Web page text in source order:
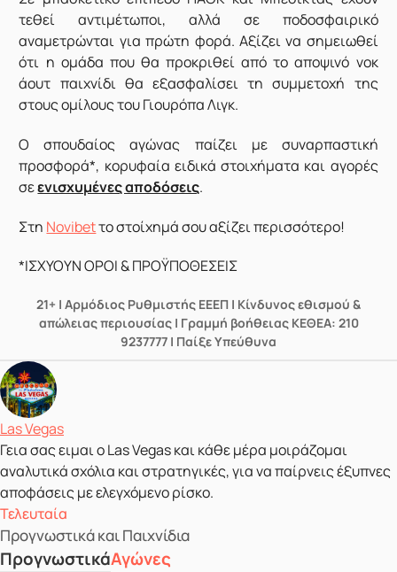
Τελευταία
Προγνωστικά και Παιχνίδια
ΠρογνωστικάΑγώνες
τεθεί αντιμέτωποι, αλλά σε ποδοσφαιρικό
αναμετρώνται για πρώτη φορά. Αξίζει να σημειωθεί
ότι η ομάδα που θα προκριθεί από το αποψινό νοκ
άουτ παιχνίδι θα εξασφαλίσει τη συμμετοχή της
στους ομίλους του Γιουρόπα Λιγκ.
Ο σπουδαίος αγώνας παίζει με συναρπαστική
προσφορά*, κορυφαία ειδικά στοιχήματα και αγορές
σεενισχυμένες αποδόσεις.
Στη Novibetτο στοίχημά σου αξίζει περισσότερο!
*ΙΣΧΥΟΥΝ ΟΡΟΙ & ΠΡΟΫΠΟΘΕΣΕΙΣ
21+ | Αρμόδιος Ρυθμιστής ΕΕΕΠ | Κίνδυνος εθισμού &
απώλειας περιουσίας | Γραμμή βοήθειας ΚΕΘΕΑ: 210
9237777 | Παίξε Υπεύθυνα
Δημοσιεύτηκε από
Las Vegas
Γεια σας ειμαι ο Las Vegas και κάθε μέρα μοιράζομαι
αναλυτικά σχόλια και στρατηγικές, για να παίρνεις έξυπνες
αποφάσεις με ελεγχόμενο ρίσκο.